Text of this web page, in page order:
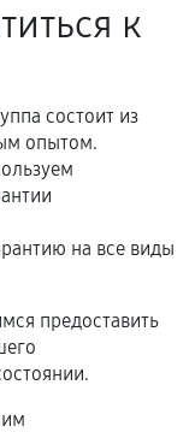
сервисным
или
несет.
к
состоит из
опытом.
на все виды
предоставить